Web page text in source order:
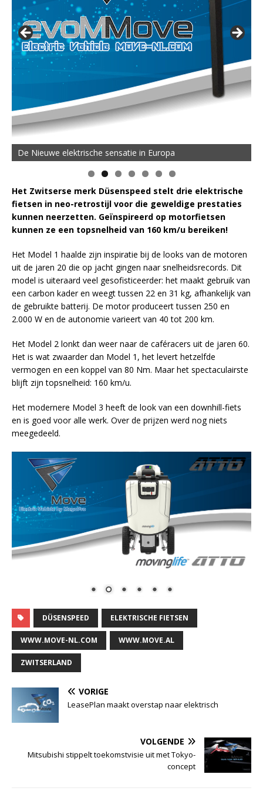
De Nieuwe elektrische sensatie in Europa
Het Zwitserse merk Düsenspeed stelt drie elektrische
fietsen in neo-retrostijl voor die geweldige prestaties
kunnen neerzetten. Geïnspireerd op motorfietsen
kunnen ze een topsnelheid van 160 km/u bereiken!
Het Model 1 haalde zijn inspiratie bij de looks van de motoren
uit de jaren 20 die op jacht gingen naar snelheidsrecords. Dit
model is uiteraard veel gesofisticeerder: het maakt gebruik van
een carbon kader en weegt tussen 22 en 31 kg, afhankelijk van
de gebruikte batterij. De motor produceert tussen 250 en
2.000 W en de autonomie varieert van 40 tot 200 km.
Het Model 2 lonkt dan weer naar de caféracers uit de jaren 60.
Het is wat zwaarder dan Model 1, het levert hetzelfde
vermogen en een koppel van 80 Nm. Maar het spectaculairste
blijft zijn topsnelheid: 160 km/u.
Het modernere Model 3 heeft de look van een downhill-fiets
en is goed voor alle werk. Over de prijzen werd nog niets
meegedeeld.
DÜSENSPEED ELEKTRISCHE FIETSEN
WWW.MOVE-NL.COM WWW.MOVE.AL
ZWITSERLAND
VORIGE
LeasePlan maakt overstap naar elektrisch
VOLGENDE
Mitsubishi stippelt toekomstvisie uit met Tokyo-
concept